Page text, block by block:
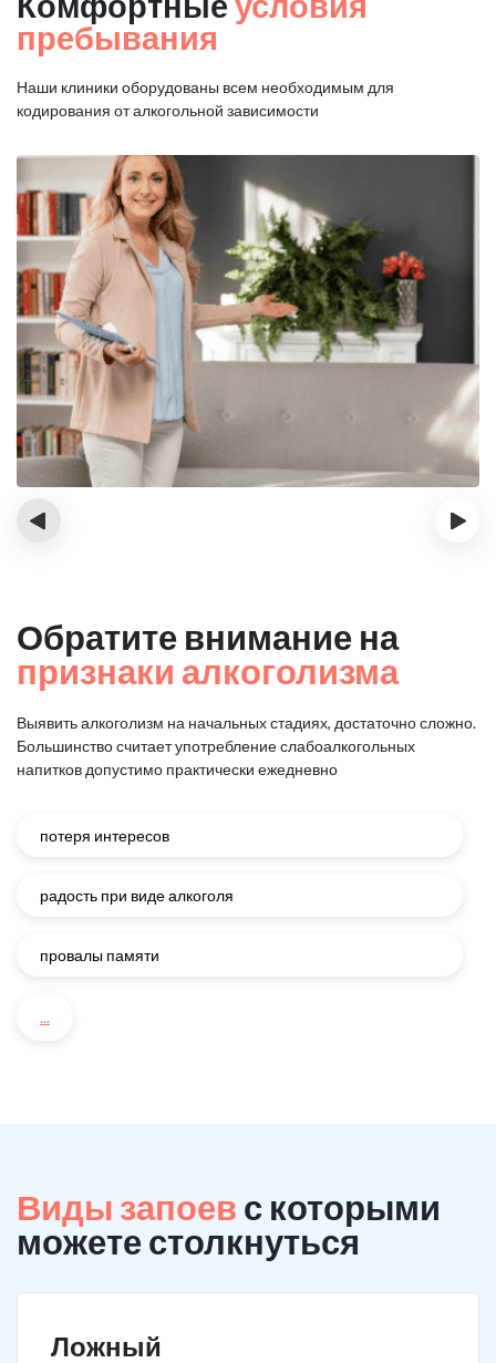
пребывания
Наши клиники оборудованы всем необходимым для
кодирования от алкогольной зависимости
‹ ›
Обратите внимание на
признаки алкоголизма
Выявить алкоголизм на начальных стадиях, достаточно сложно.
Большинство считает употребление слабоалкогольных
напитков допустимо практически ежедневно
потеря интересов
радость при виде алкоголя
провалы памяти
...
Виды запоев с которыми
можете столкнуться
Ложный